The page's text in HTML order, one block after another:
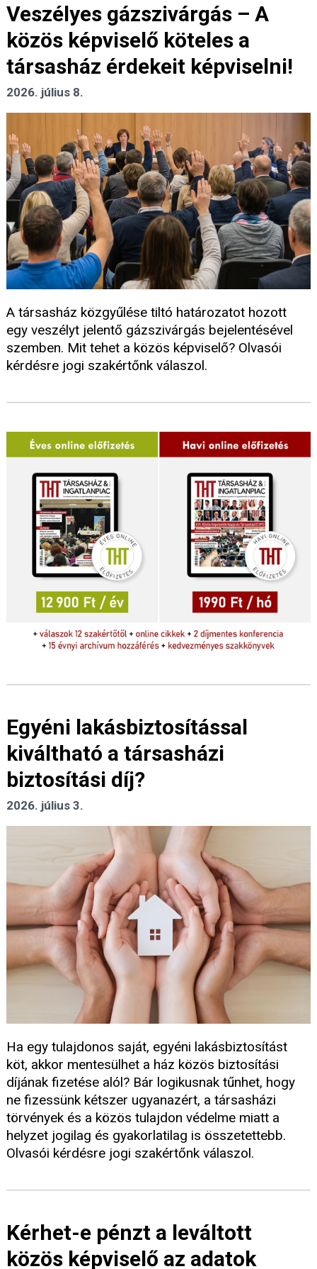
Veszélyes gázszivárgás – A
közös képviselő köteles a
társasház érdekeit képviselni!
2026. július 8.
A társasház közgyűlése tiltó határozatot hozott
egy veszélyt jelentő gázszivárgás bejelentésével
szemben. Mit tehet a közös képviselő? Olvasói
kérdésre jogi szakértőnk válaszol.
Egyéni lakásbiztosítással
kiváltható a társasházi
biztosítási díj?
2026. július 3.
Ha egy tulajdonos saját, egyéni lakásbiztosítást
köt, akkor mentesülhet a ház közös biztosítási
díjának fizetése alól? Bár logikusnak tűnhet, hogy
ne fizessünk kétszer ugyanazért, a társasházi
törvények és a közös tulajdon védelme miatt a
helyzet jogilag és gyakorlatilag is összetettebb.
Olvasói kérdésre jogi szakértőnk válaszol.
Kérhet-e pénzt a leváltott
közös képviselő az adatok